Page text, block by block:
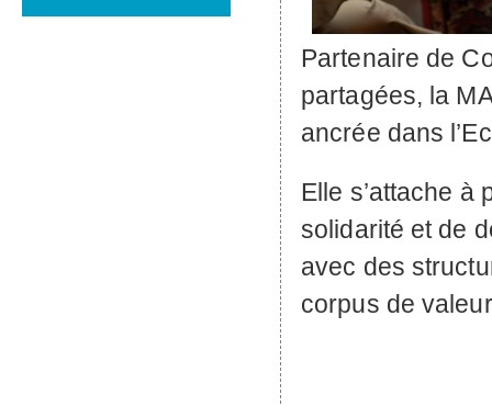
Partenaire de
partagées, la
ancrée dans
Elle s’attache à
solidarité et de
avec des
corpus de